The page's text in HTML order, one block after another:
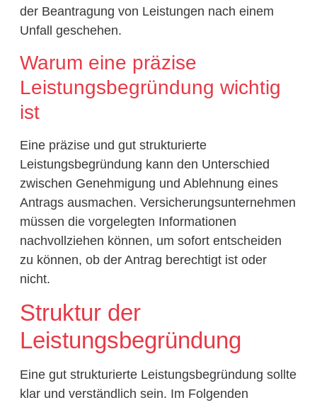
der Beantragung von Leistungen nach einem
Unfall geschehen.
Warum eine präzise
Leistungsbegründung wichtig
ist
Eine präzise und gut strukturierte
Leistungsbegründung kann den Unterschied
zwischen Genehmigung und Ablehnung eines
Antrags ausmachen. Versicherungsunternehmen
müssen die vorgelegten Informationen
nachvollziehen können, um sofort entscheiden
zu können, ob der Antrag berechtigt ist oder
nicht.
Struktur der
Leistungsbegründung
Eine gut strukturierte Leistungsbegründung sollte
klar und verständlich sein. Im Folgenden